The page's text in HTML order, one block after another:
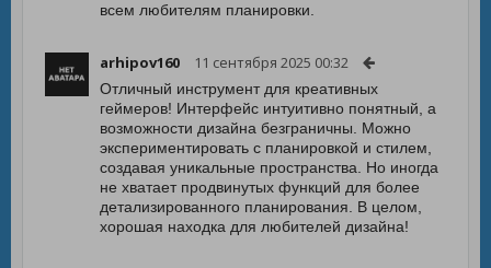
всем любителям планировки.
arhipov160 11 сентября 2025 00:32
Отличный инструмент для креативных
геймеров! Интерфейс интуитивно понятный, а
возможности дизайна безграничны. Можно
экспериментировать с планировкой и стилем,
создавая уникальные пространства. Но иногда
не хватает продвинутых функций для более
детализированного планирования. В целом,
хорошая находка для любителей дизайна!